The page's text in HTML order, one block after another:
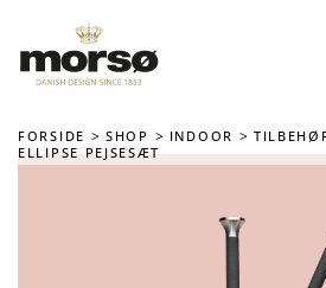
Skip to main content
FORSIDE SHOP INDOOR
ELLIPSE PEJSESÆT